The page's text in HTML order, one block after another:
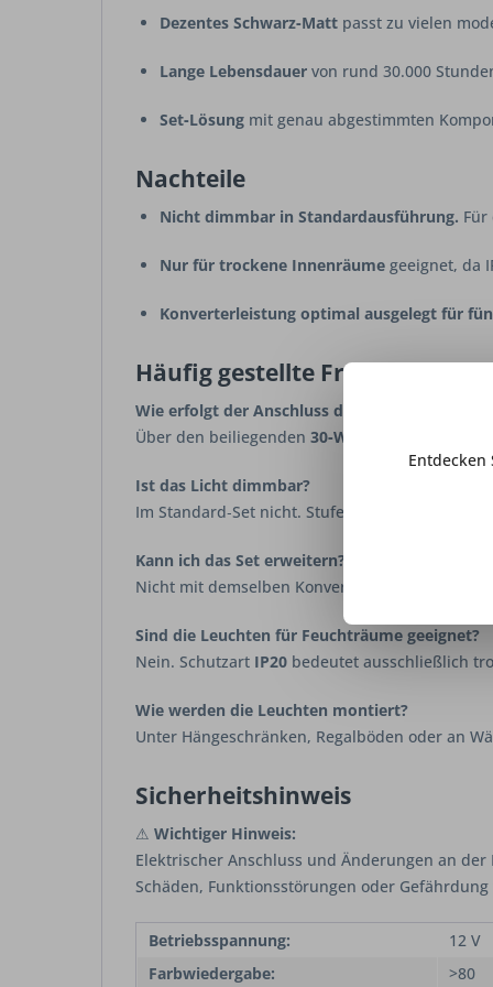
Dezentes Schwarz‑Matt passt zu vielen
Lange Lebensdauer von rund 30.000
Set‑Lösung mit genau abgestimmten
Nachteile
Nicht dimmbar in Standardausführung.
Nur für trockene Innenräume geeignet, da
Konverterleistung optimal ausgelegt für
Häufig gestellte Fragen
Wie erfolgt der Anschluss der Leuchten?
Über den beiliegenden 30‑W‑Konverter an
Ist das Licht dimmbar?
Im Standard‑Set nicht. Stufenlose Dimmung ist
Kann ich das Set erweitern?
Nicht mit demselben Konverter. Für
Sind die Leuchten für Feuchträume geeignet?
Nein. Schutzart IP20 bedeutet ausschließlich
Wie werden die Leuchten montiert?
Unter Hängeschränken, Regalböden oder an
Sicherheitshinweis
⚠ Wichtiger Hinweis:
Elektrischer Anschluss und Änderungen an
Schäden, Funktionsstörungen oder
Betriebsspannung:
12 V
Farbwiedergabe:
>80
Entdecken